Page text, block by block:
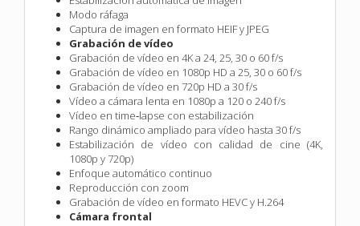
Modo ráfaga
Captura de imagen en formato HEIF y JPEG
Grabación de vídeo
Grabación de vídeo en 4K a 24, 25, 30 o 60 f/s
Grabación de vídeo en 1080p HD a 25, 30 o 60 f/s
Grabación de vídeo en 720p HD a 30 f/s
Vídeo a cámara lenta en 1080p a 120 o 240 f/s
Vídeo en time‑lapse con estabili­zación
Rango dinámico ampliado para vídeo hasta 30 f/s
Estabilización de vídeo con calidad de cine (4K,
1080p y 720p)
Enfoque automático continuo
Reproducción con zoom
Grabación de vídeo en formato HEVC y H.264
Cámara frontal